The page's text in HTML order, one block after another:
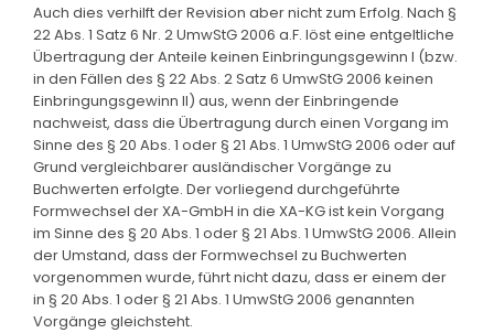
Auch dies verhilft der Revision aber nicht zum Erfolg. Nach §
22 Abs. 1 Satz 6 Nr. 2 UmwStG 2006 a.F. löst eine entgeltliche
Übertragung der Anteile keinen Einbringungsgewinn I (bzw.
in den Fällen des § 22 Abs. 2 Satz 6 UmwStG 2006 keinen
Einbringungsgewinn II) aus, wenn der Einbringende
nachweist, dass die Übertragung durch einen Vorgang im
Sinne des § 20 Abs. 1 oder § 21 Abs. 1 UmwStG 2006 oder auf
Grund vergleichbarer ausländischer Vorgänge zu
Buchwerten erfolgte. Der vorliegend durchgeführte
Formwechsel der XA-GmbH in die XA-KG ist kein Vorgang
im Sinne des § 20 Abs. 1 oder § 21 Abs. 1 UmwStG 2006. Allein
der Umstand, dass der Formwechsel zu Buchwerten
vorgenommen wurde, führt nicht dazu, dass er einem der
in § 20 Abs. 1 oder § 21 Abs. 1 UmwStG 2006 genannten
Vorgänge gleichsteht.